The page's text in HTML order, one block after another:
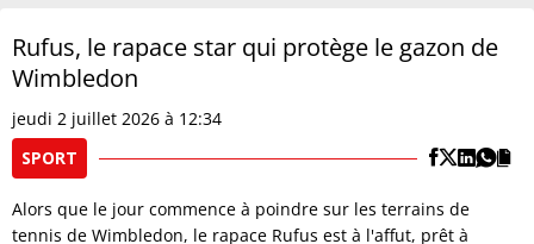
Rufus, le rapace star qui protège le gazon de
Wimbledon
jeudi 2 juillet 2026 à 12:34
SPORT
Alors que le jour commence à poindre sur les terrains de
tennis de Wimbledon, le rapace Rufus est à l'affut, prêt à